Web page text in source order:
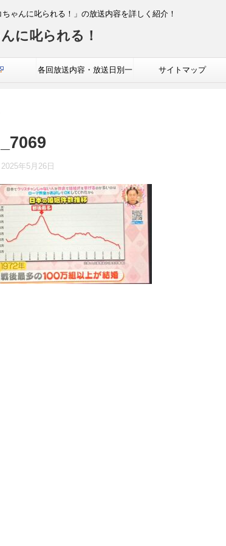
ゃんに叱られる！」の放送内容を詳しく紹介！
に叱られる！
各回放送内容・放送日別一 サイトマップ
2025年5月26日